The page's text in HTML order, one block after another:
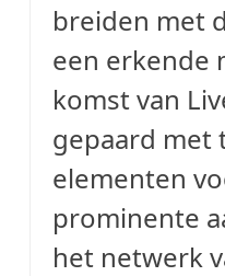
breiden met
een erkende
komst van
gepaard met
elementen
prominente
het netwerk